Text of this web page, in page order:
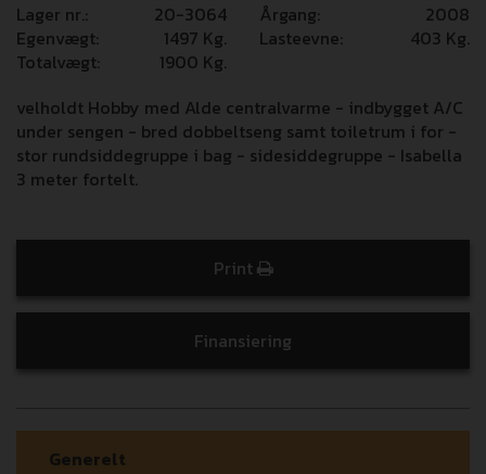
Lager nr.: 20-3064 Årgang:
2008
Egenvægt:
1497 Kg. Lasteevne: 403 Kg.
Totalvægt:
1900 Kg.
velholdt Hobby med Alde centralvarme - indbygget A/C
under sengen - bred dobbeltseng samt toiletrum i for -
stor rundsiddegruppe i bag - sidesiddegruppe - Isabella
3 meter fortelt.
Print
Finansiering
Generelt